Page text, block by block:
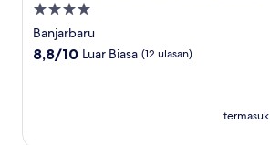
Properti
bintang
4.0
Banjarbaru
8.8
8,8/10 Luar Biasa (12 ulasan)